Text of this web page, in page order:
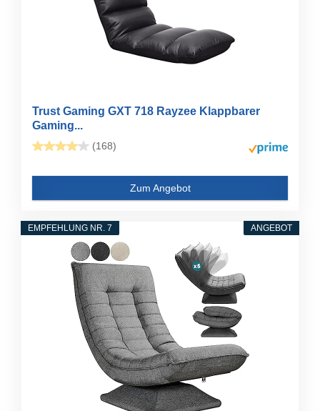
Trust Gaming GXT 718 Rayzee Klappbarer
Gaming...
(168)
Zum Angebot
ANGEBOT
EMPFEHLUNG NR. 7